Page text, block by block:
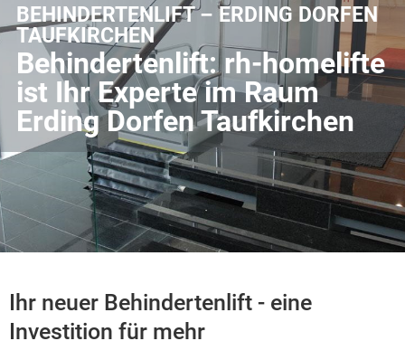
BEHINDERTENLIFT – ERDING DORFEN
TAUFKIRCHEN
Behindertenlift: rh-homelifte
ist Ihr Experte im Raum
Erding Dorfen Taufkirchen
Ihr neuer Behindertenlift - eine
Investition für mehr